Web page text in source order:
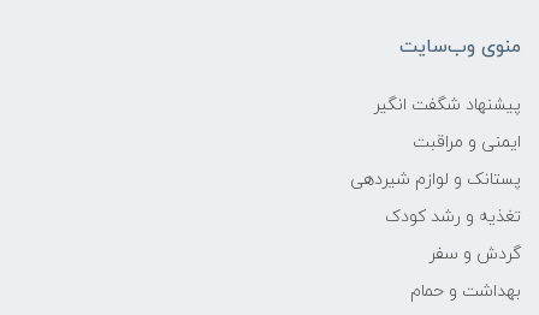
منوی وب‌سایت
پیشنهاد شگفت انگیر
ایمنی و مراقبت
پستانک و لوازم شیردهی
تغذیه و رشد کودک
گردش و سفر
بهداشت و حمام